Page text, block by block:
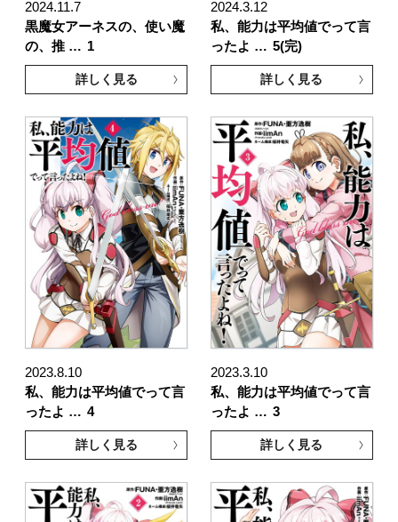
2024.11.7
黒魔女アーネスの、使い魔
の、推 … 1
詳しく見る
2024.3.12
私、能力は平均値でって言
ったよ … 5(完)
詳しく見る
2023.8.10
私、能力は平均値でって言
ったよ … 4
詳しく見る
2023.3.10
私、能力は平均値でって言
ったよ … 3
詳しく見る